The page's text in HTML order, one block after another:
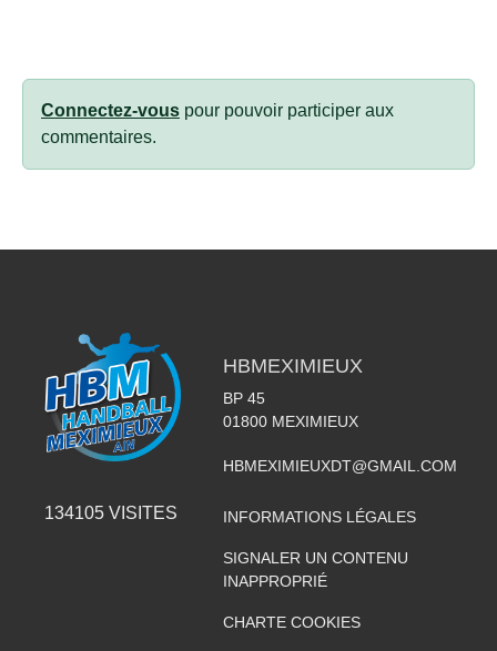
Connectez-vous pour pouvoir participer aux
commentaires.
134105 VISITES
HBMEXIMIEUX
BP 45
01800 MEXIMIEUX
HBMEXIMIEUXDT@GMAIL.COM
INFORMATIONS LÉGALES
SIGNALER UN CONTENU
INAPPROPRIÉ
CHARTE COOKIES